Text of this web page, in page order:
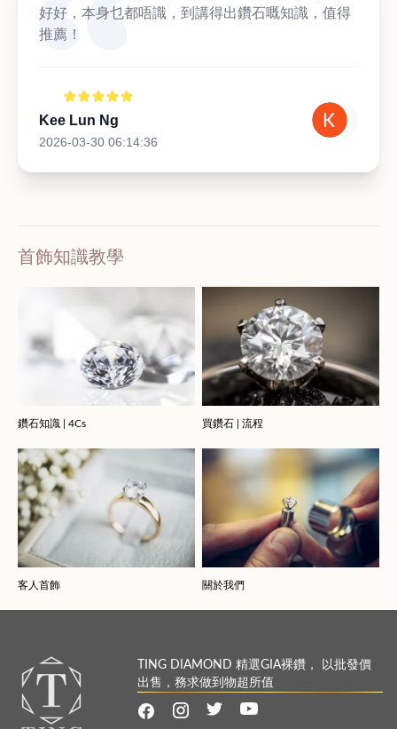
好好，本身乜都唔識，到講得出鑽石嘅知識，值得
推薦！
Kee Lun Ng
2026-03-30 06:14:36
首飾知識教學
鑽石知識 | 4Cs 買鑽石 | 流程
客人首飾 關於我們
TING DIAMOND 精選GIA裸鑽， 以批發價
出售，務求做到物超所值